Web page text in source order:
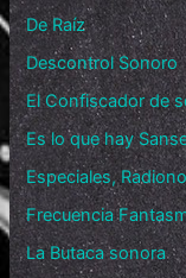
De Raíz
Descontrol Sonoro
El Confiscador de
Es lo que hay
Especiales,
Frecuencia
La Butaca sonora